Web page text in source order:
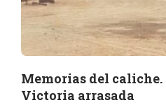
Memorias del
Victoria arrasada